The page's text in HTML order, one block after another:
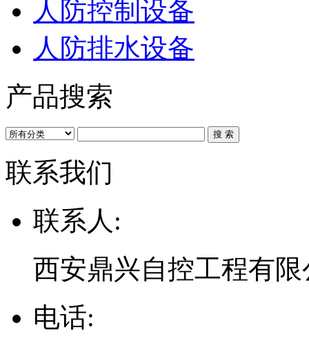
人防控制设备
人防排水设备
产品搜索
联系我们
联系人:
西安鼎兴自控工程有限
电话: